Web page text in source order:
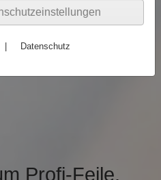
Profi-Feile,
Datenschutz